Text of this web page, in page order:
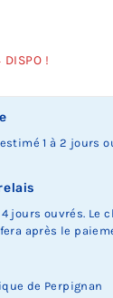
DISPO !
1 à 2 jours
jours ouvrés. Le
après le
de Perpignan